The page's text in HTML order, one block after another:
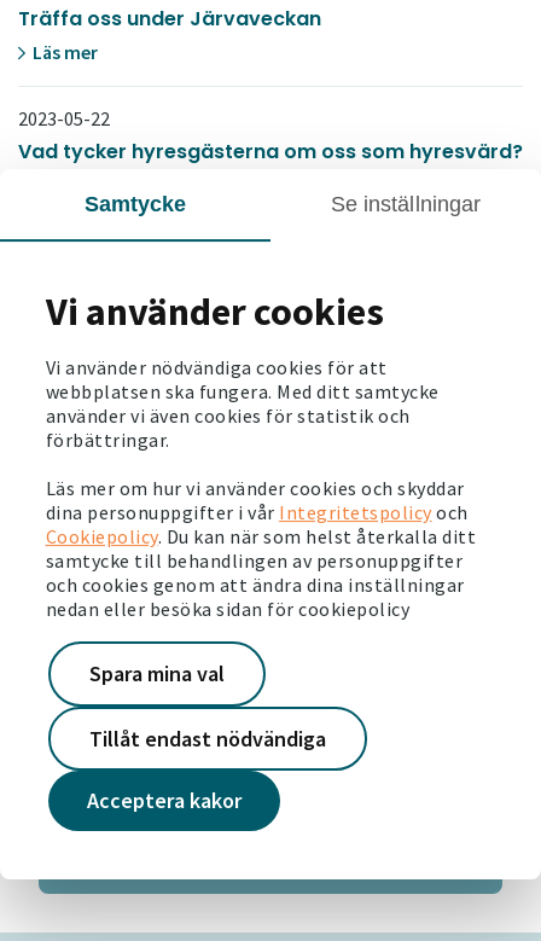
Samtycke Se inställningar
Vi använder cookies
Vi använder nödvändiga cookies för att
webbplatsen ska fungera. Med ditt samtycke
använder vi även cookies för statistik och
förbättringar.
Läs mer om hur vi använder cookies och skyddar
dina personuppgifter i vår Integritetspolicy och
Cookiepolicy. Du kan när som helst återkalla ditt
samtycke till behandlingen av personuppgifter
och cookies genom att ändra dina inställningar
nedan eller besöka sidan för cookiepolicy
Acceptera kakor
Spara mina val
Tillåt endast nödvändiga
Träffa oss under Järvaveckan
Läs mer
2023-05-22
Vad tycker hyresgästerna om oss som hyresvärd?
Läs mer
Pressmeddelanden
Vill du få våra pressmeddelande till din mejl? Klicka
på länken för att göra en prenumeration, så missar
du inga viktiga nyheter från oss framöver.